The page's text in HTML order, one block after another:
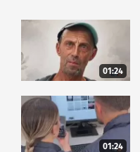
01:24
01:24